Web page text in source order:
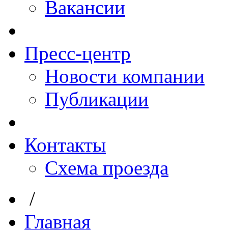
Вакансии
Пресс-центр
Новости компании
Публикации
Контакты
Схема проезда
/
Главная